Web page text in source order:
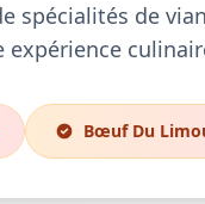
spécialités de
Bœuf Du